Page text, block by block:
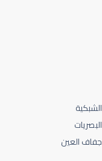
الشبكية
البصريات
جفاف العين